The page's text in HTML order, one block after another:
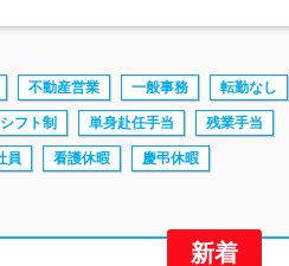
不動産営業 一般事務 転勤なし
シフト制 単身赴任手当 残業手当
員 看護休暇 慶弔休暇